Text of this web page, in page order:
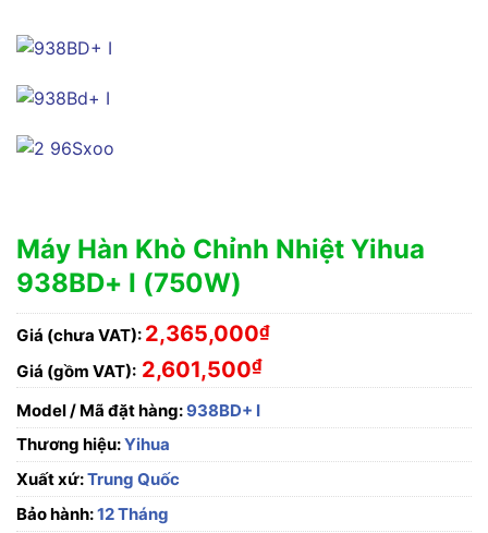
Máy Hàn Khò Chỉnh Nhiệt Yihua
938BD+ I (750W)
Giá (chưa VAT): 2,365,000₫
Giá (gồm VAT): 2,601,500₫
Model / Mã đặt hàng:938BD+ I
Thương hiệu:Yihua
Xuất xứ:Trung Quốc
Bảo hành:12 Tháng